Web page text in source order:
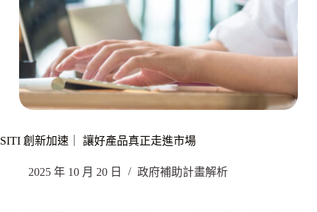
SITI 創新加速｜ 讓好產品真正走進市場
2025 年 10 月 20 日 政府補助計畫解析